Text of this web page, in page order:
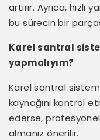
artırır. Ayrıca,
bu sürecin bir
Karel santral
yapmalıyım?
Karel santral
kaynağını kontrol
ederse,
almanız önerilir.